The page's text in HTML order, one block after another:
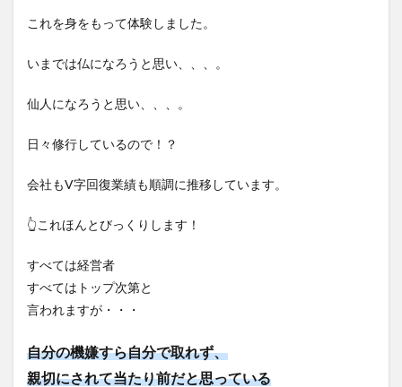
これを身をもって体験しました。
いまでは仏になろうと思い、、、。
仙人になろうと思い、、、。
日々修行しているので！？
会社もV字回復業績も順調に推移しています。
👆これほんとびっくりします！
すべては経営者
すべてはトップ次第と
言われますが・・・
自分の機嫌すら自分で取れず、
親切にされて当たり前だと思っている